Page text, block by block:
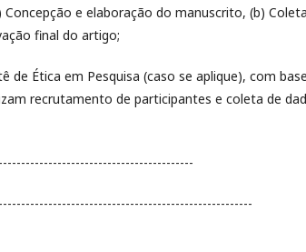
e elaboração do manuscrito, (b)
final do artigo;
de Ética em Pesquisa (caso se aplique), com
recrutamento de participantes e coleta de